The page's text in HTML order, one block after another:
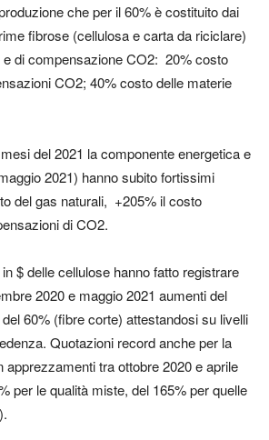
che per il 60% è costituito dai
fibrose (cellulosa e carta da riciclare)
e di compensazione CO2: 20% costo
CO2; 40% costo delle materie
del 2021 la componente energetica e
2021) hanno subito fortissimi
del gas naturali, +205% il costo
di CO2.
$ delle cellulose hanno fatto registrare
2020 e maggio 2021 aumenti del
60% (fibre corte) attestandosi su livelli
Quotazioni record anche per la
apprezzamenti tra ottobre 2020 e aprile
per le qualità miste, del 165% per quelle